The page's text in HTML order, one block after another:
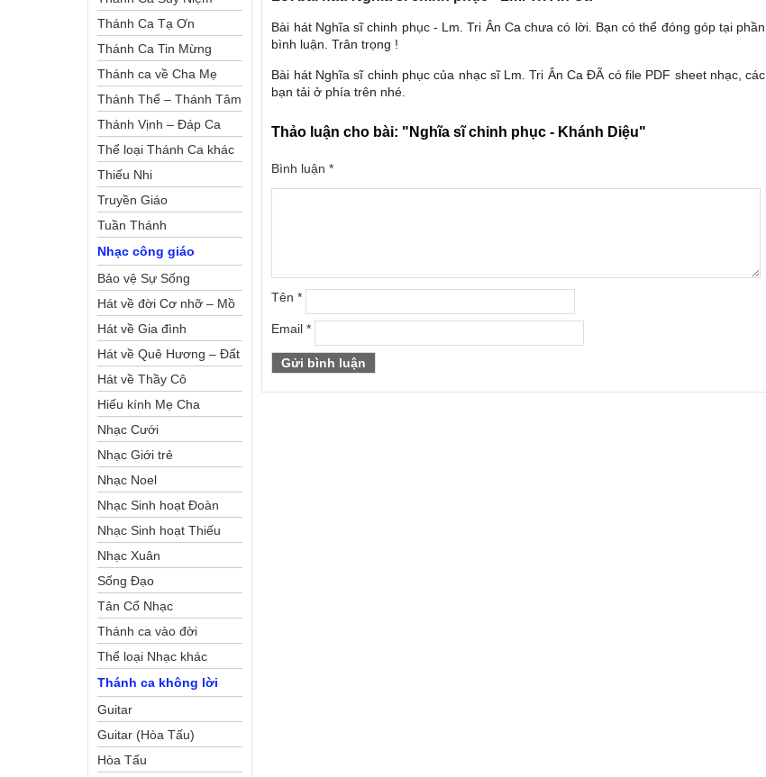
Bài hát Nghĩa sĩ chinh phục - Lm. Tri Ân Ca chưa có lời. Bạn có thể đóng góp tại phần
bình luận. Trân trọng !
Bài hát Nghĩa sĩ chinh phục của nhạc sĩ Lm. Tri Ân Ca ĐÃ có file PDF sheet nhạc, các
bạn tải ở phía trên nhé.
Thảo luận cho bài: "Nghĩa sĩ chinh phục - Khánh Diệu"
Bình luận*
Tên*
Email*
Thánh Ca Tạ Ơn
Thánh Ca Tin Mừng
Thánh ca về Cha Mẹ
Thánh Thể – Thánh Tâm
Thánh Vịnh – Đáp Ca
Thể loại Thánh Ca khác
Thiếu Nhi
Truyền Giáo
Tuần Thánh
Nhạc công giáo
Bảo vệ Sự Sống
Hát về đời Cơ nhỡ – Mồ
côi
Hát về Gia đình
Hát về Quê Hương – Đất
Nước
Hát về Thầy Cô
Hiếu kính Mẹ Cha
Nhạc Cưới
Nhạc Giới trẻ
Nhạc Noel
Nhạc Sinh hoạt Đoàn
Thể Công Giáo
Nhạc Sinh hoạt Thiếu
Nhi
Nhạc Xuân
Sống Đạo
Tân Cổ Nhạc
Thánh ca vào đời
Thể loại Nhạc khác
Thánh ca không lời
Guitar
Guitar (Hòa Tấu)
Hòa Tấu